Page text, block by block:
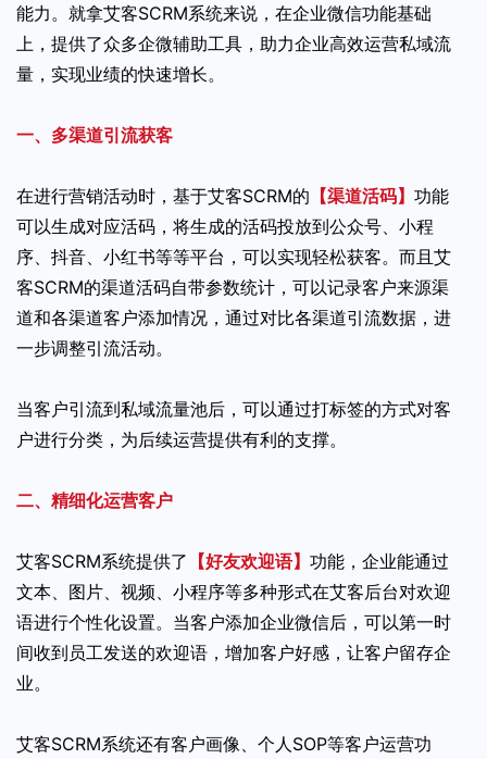
能力。就拿艾客SCRM系统来说，在企业微信功能基础
上，提供了众多企微辅助工具，助力企业高效运营私域流
量，实现业绩的快速增长。
一、多渠道引流获客
在进行营销活动时，基于艾客SCRM的 【渠道活码】 功能
可以生成对应活码，将生成的活码投放到公众号、小程
序、抖音、小红书等等平台，可以实现轻松获客。而且艾
客SCRM的渠道活码自带参数统计，可以记录客户来源渠
道和各渠道客户添加情况，通过对比各渠道引流数据，进
一步调整引流活动。
当客户引流到私域流量池后，可以通过打标签的方式对客
户进行分类，为后续运营提供有利的支撑。
二、精细化运营客户
艾客SCRM系统提供了 【好友欢迎语】 功能，企业能通过
文本、图片、视频、小程序等多种形式在艾客后台对欢迎
语进行个性化设置。当客户添加企业微信后，可以第一时
间收到员工发送的欢迎语，增加客户好感，让客户留存企
业。
艾客SCRM系统还有客户画像、个人SOP等客户运营功